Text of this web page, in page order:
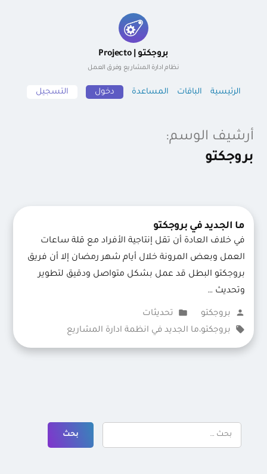
بروجكتو | Projecto
نظام ادارة المشاريع وفرق العمل
الرئيسية الباقات المساعدة دخول التسجيل
أرشيف الوسم:
بروجكتو
ما الجديد في بروجكتو
في خلاف العادة أن تقل إنتاجية الأفراد مع قلة ساعات
العمل وبعض المرونة خلال أيام شهر رمضان إلا أن فريق
بروجكتو البطل قد عمل بشكل متواصل ودقيق لتطوير
وتحديث …
تمّ
النشر
بواسطة
بروجكتو
نُشر
في
تحديثات
الوسوم:
بروجكتو،ما الجديد في انظمة ادارة المشاريع
البحث